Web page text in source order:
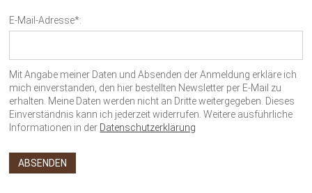
E-Mail-Adresse*:
Mit Angabe meiner Daten und Absenden der Anmeldung erkläre ich
mich einverstanden, den hier bestellten Newsletter per E-Mail zu
erhalten. Meine Daten werden nicht an Dritte weitergegeben. Dieses
Einverständnis kann ich jederzeit widerrufen. Weitere ausführliche
Informationen in der Datenschutzerklärung